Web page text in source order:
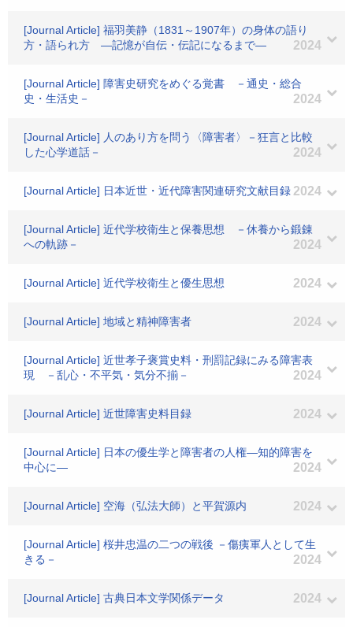
[Journal Article] 福羽美静（1831～1907年）の身体の語り
方・語られ方 ―記憶が自伝・伝記になるまで―
2024
[Journal Article] 障害史研究をめぐる覚書 －通史・総合
史・生活史－
2024
[Journal Article] 人のあり方を問う〈障害者〉－狂言と比較
した心学道話－
2024
[Journal Article] 日本近世・近代障害関連研究文献目録 2024
[Journal Article] 近代学校衛生と保養思想 －休養から鍛錬
への軌跡－
2024
[Journal Article] 近代学校衛生と優生思想 2024
[Journal Article] 地域と精神障害者 2024
[Journal Article] 近世孝子褒賞史料・刑罰記録にみる障害表
現 －乱心・不平気・気分不揃－
2024
[Journal Article] 近世障害史料目録 2024
[Journal Article] 日本の優生学と障害者の人権―知的障害を
中心に―
2024
[Journal Article] 空海（弘法大師）と平賀源内 2024
[Journal Article] 桜井忠温の二つの戦後 －傷痍軍人として生
きる－
2024
[Journal Article] 古典日本文学関係データ 2024